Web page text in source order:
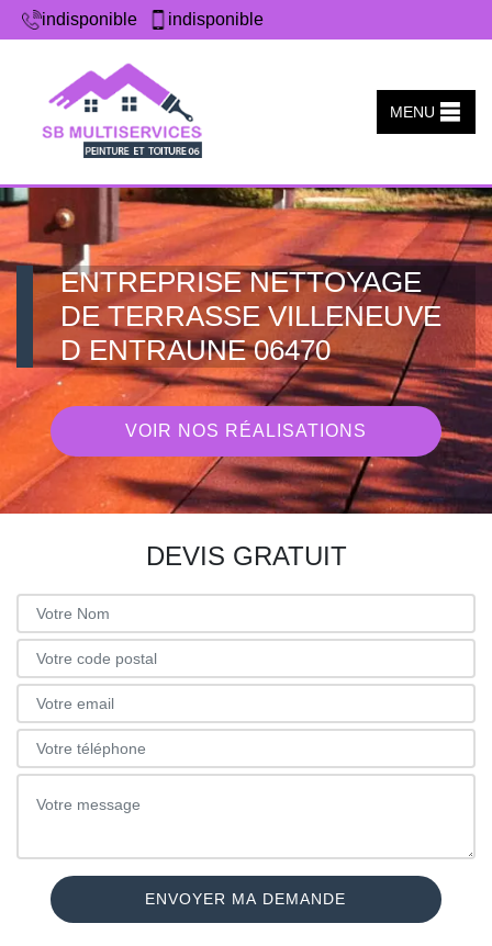
indisponible indisponible
MENU
ENTREPRISE NETTOYAGE
DE TERRASSE VILLENEUVE
D ENTRAUNE 06470
VOIR NOS RÉALISATIONS
DEVIS GRATUIT